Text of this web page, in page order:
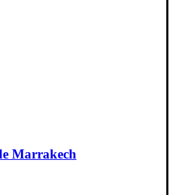
Marrakech